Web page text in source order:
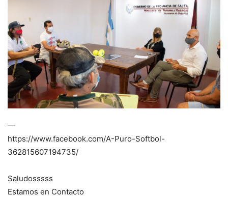
—
https://www.facebook.com/A-Puro-Softbol-
362815607194735/
Saludosssss
Estamos en Contacto